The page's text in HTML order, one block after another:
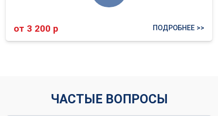
от 3 200 р ПОДРОБНЕЕ >>
ЧАСТЫЕ ВОПРОСЫ